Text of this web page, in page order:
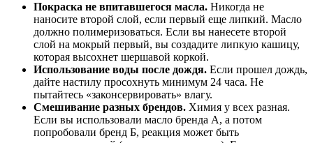
Покраска не впитавшегося масла. Никогда не
наносите второй слой, если первый еще липкий. Масло
должно полимеризоваться. Если вы нанесете второй
слой на мокрый первый, вы создадите липкую кашицу,
которая высохнет шершавой коркой.
Использование воды после дождя. Если прошел дождь,
дайте настилу просохнуть минимум 24 часа. Не
пытайтесь «законсервировать» влагу.
Смешивание разных брендов. Химия у всех разная.
Если вы использовали масло бренда А, а потом
попробовали бренд Б, реакция может быть